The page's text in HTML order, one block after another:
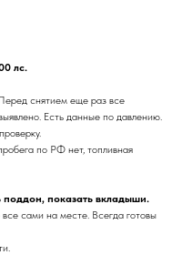
лс.
снятием еще раз все
Есть данные по давлению.
по РФ нет, топливная
показать вкладыши.
сами на месте. Всегда готовы